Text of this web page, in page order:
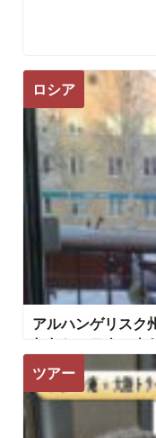
ロシア
アルハンゲリスク
れたシロフクロウ
ツアー